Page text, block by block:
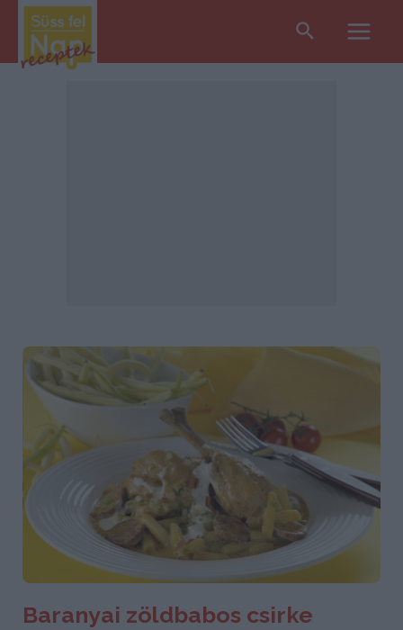
Search
Baranyai zöldbabos csirke